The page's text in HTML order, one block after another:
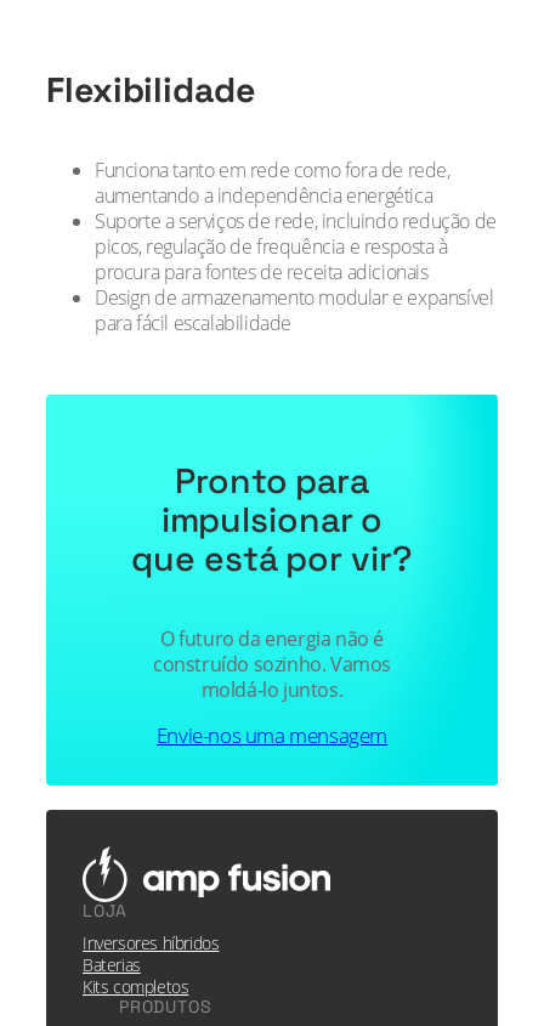
Flexibilidade
Funciona tanto em rede como fora de rede,
aumentando a independência energética
Suporte a serviços de rede, incluindo redução de
picos, regulação de frequência e resposta à
procura para fontes de receita adicionais
Design de armazenamento modular e expansível
para fácil escalabilidade
Pronto para
impulsionar o
que está por vir?
O futuro da energia não é
construído sozinho. Vamos
moldá-lo juntos.
Envie-nos uma mensagem
LOJA
Inversores híbridos
Baterias
Kits completos
PRODUTOS